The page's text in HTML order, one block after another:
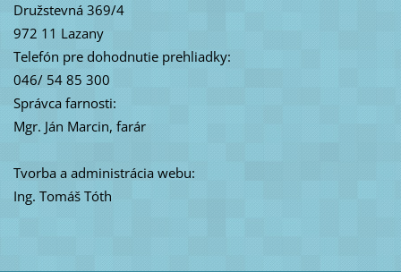
Družstevná 369/4
972 11 Lazany
Telefón pre dohodnutie prehliadky:
046/ 54 85 300
Správca farnosti:
Mgr. Ján Marcin, farár
Tvorba a administrácia webu:
Ing. Tomáš Tóth